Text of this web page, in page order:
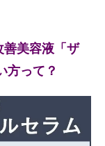
美容液「ザ
方って？